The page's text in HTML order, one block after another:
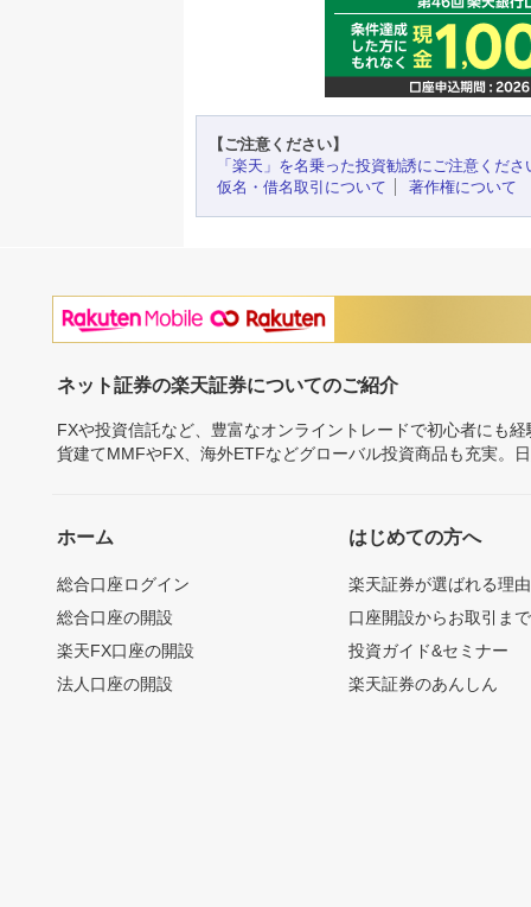
【ご注意ください】
「楽天」を名乗った投資勧誘にご注意くださ
仮名・借名取引について
著作権について
ネット証券の楽天証券についてのご紹介
FXや投資信託など、豊富なオンライントレードで初心者にも
貨建てMMFやFX、海外ETFなどグローバル投資商品も充実。
ホーム
総合口座ログイン
総合口座の開設
楽天FX口座の開設
法人口座の開設
はじめての方へ
楽天証券が選ばれる理由
口座開設からお取引ま
投資ガイド&セミナー
楽天証券のあんしん